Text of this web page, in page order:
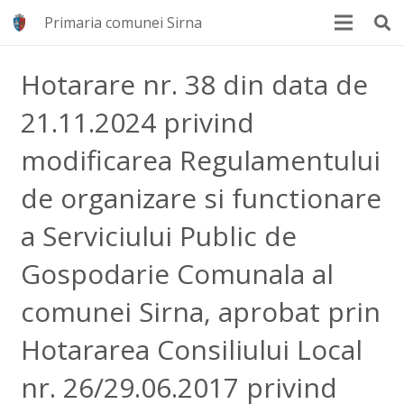
Primaria comunei Sirna
Hotarare nr. 38 din data de
21.11.2024 privind
modificarea Regulamentului
de organizare si functionare
a Serviciului Public de
Gospodarie Comunala al
comunei Sirna, aprobat prin
Hotararea Consiliului Local
nr. 26/29.06.2017 privind